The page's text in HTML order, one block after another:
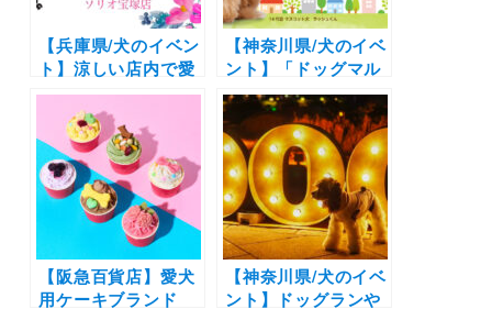
【兵庫県/犬のイベン
ト】涼しい店内で愛
犬とショッピングを
楽しもう♪愛犬撮影
会も同時開催！「阪
急ハロードッグフェ
スタ2022秋」（阪急
ハロードッグソリオ
宝塚店）9/9-11開催
【神奈川県/犬のイベ
ント】「ドッグマル
シェ」（横浜ベイク
ォーター）
【阪急百貨店】愛犬
用ケーキブランド
【神奈川県/犬のイベ
ント】ドッグランや